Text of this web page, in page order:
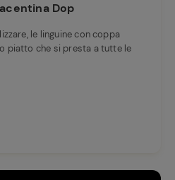
Dop
le linguine con coppa
piatto che si presta a tutte le